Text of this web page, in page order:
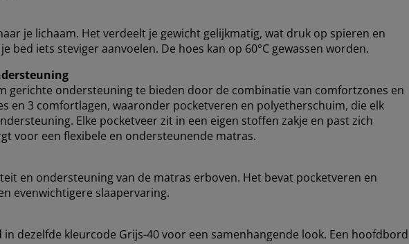
je lichaam. Het verdeelt je gewicht gelijkmatig, wat druk op spieren en
bed iets steviger aanvoelen. De hoes kan op 60°C gewassen worden.
gerichte ondersteuning te bieden door de combinatie van comfortzones en
en 3 comfortlagen, waaronder pocketveren en polyetherschuim, die elk
Elke pocketveer zit in een eigen stoffen zakje en past zich
voor een flexibele en ondersteunende matras.
en ondersteuning van de matras erboven. Het bevat pocketveren en
evenwichtigere slaapervaring.
dezelfde kleurcode Grijs-40 voor een samenhangende look. Een hoofdbord